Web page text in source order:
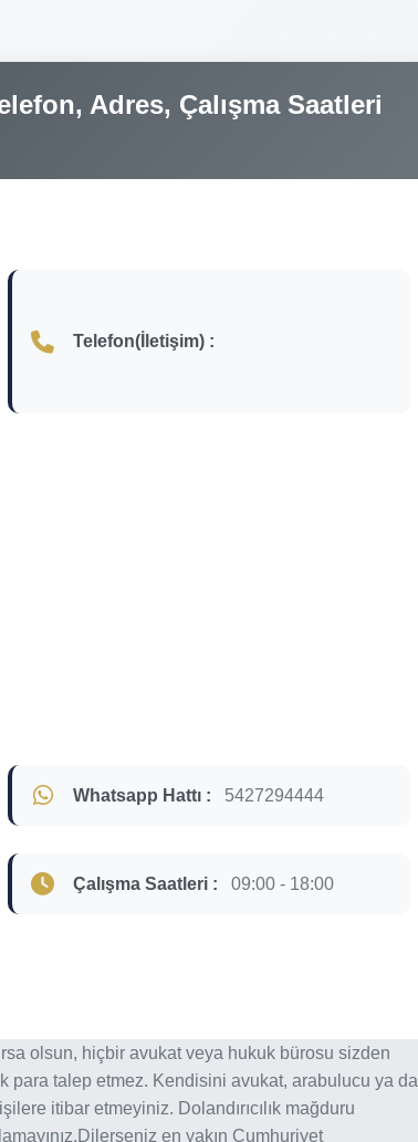
Adres, Çalışma Saatleri
Telefon(İletişim) :
Whatsapp Hattı : 5427294444
Çalışma Saatleri : 09:00 - 18:00
olsun, hiçbir avukat veya hukuk bürosu sizden
para talep etmez. Kendisini avukat, arabulucu ya da
itibar etmeyiniz. Dolandırıcılık mağduru
en yakın Cumhuriyet